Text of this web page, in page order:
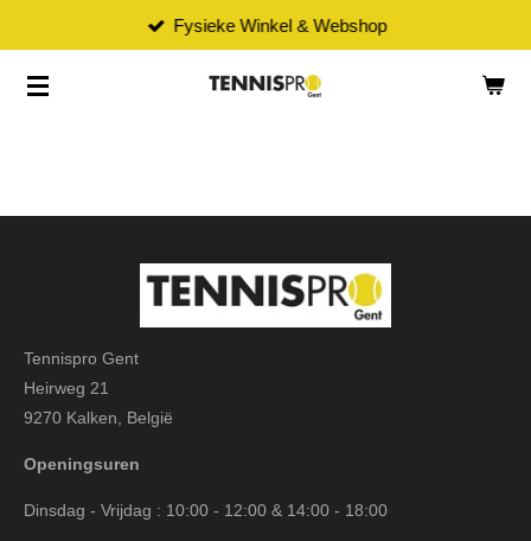
naar
Fysieke Winkel & Webshop
Tennispro Gent
Heirweg 21
9270 Kalken, België
Openingsuren
Dinsdag - Vrijdag : 10:00 - 12:00 & 14:00 - 18:00